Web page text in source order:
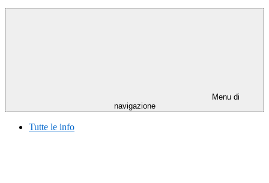
Menu di
navigazione
Tutte le info